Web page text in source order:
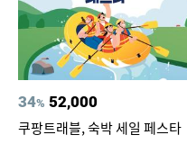
34% 52,000
쿠팡트래블, 숙박 세일 페스타